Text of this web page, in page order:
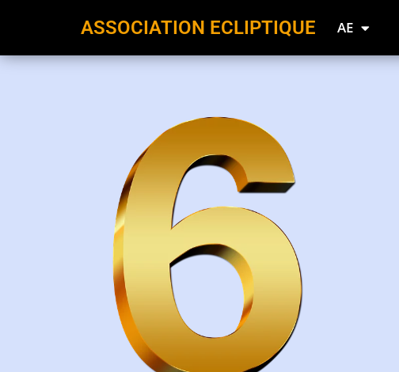
ASSOCIATION ECLIPTIQUE AE